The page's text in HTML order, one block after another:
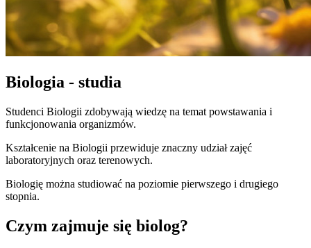
Biologia - studia
Studenci Biologii zdobywają wiedzę na temat powstawania i
funkcjonowania organizmów.
Kształcenie na Biologii przewiduje znaczny udział zajęć
laboratoryjnych oraz terenowych.
Biologię można studiować na poziomie pierwszego i drugiego
stopnia.
Czym zajmuje się biolog?